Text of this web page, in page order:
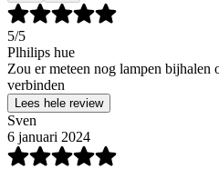
5/5
Plhilips hue
Zou er meteen nog lampen bijhalen
verbinden
Lees hele review
Sven
6 januari 2024